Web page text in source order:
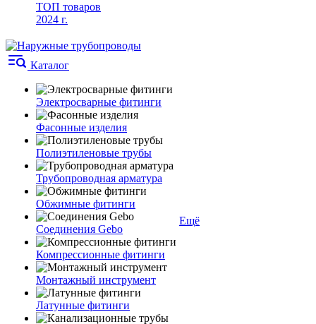
ТОП товаров
2024 г.
Каталог
Электросварные фитинги
Фасонные изделия
Полиэтиленовые трубы
Трубопроводная арматура
Обжимные фитинги
Соединения Gebo
Компрессионные фитинги
Монтажный инструмент
Латунные фитинги
Ещё